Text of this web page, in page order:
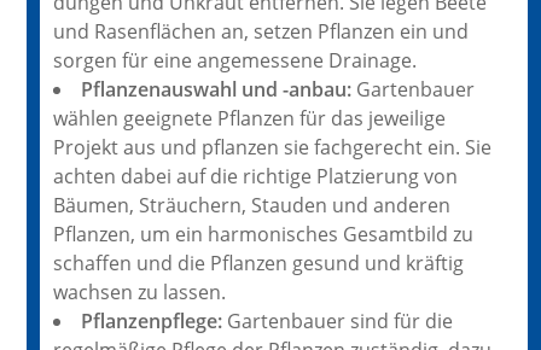
und Rasenflächen an, setzen Pflanzen ein und
sorgen für eine angemessene Drainage.
Pflanzenauswahl und -anbau:Gartenbauer
wählen geeignete Pflanzen für das jeweilige
Projekt aus und pflanzen sie fachgerecht ein. Sie
achten dabei auf die richtige Platzierung von
Bäumen, Sträuchern, Stauden und anderen
Pflanzen, um ein harmonisches Gesamtbild zu
schaffen und die Pflanzen gesund und kräftig
wachsen zu lassen.
Pflanzenpflege:Gartenbauer sind für die